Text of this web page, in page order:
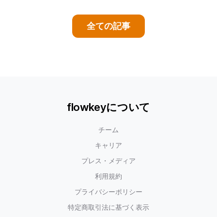
全ての記事
flowkeyについて
チーム
キャリア
プレス・メディア
利用規約
プライバシーポリシー
特定商取引法に基づく表示